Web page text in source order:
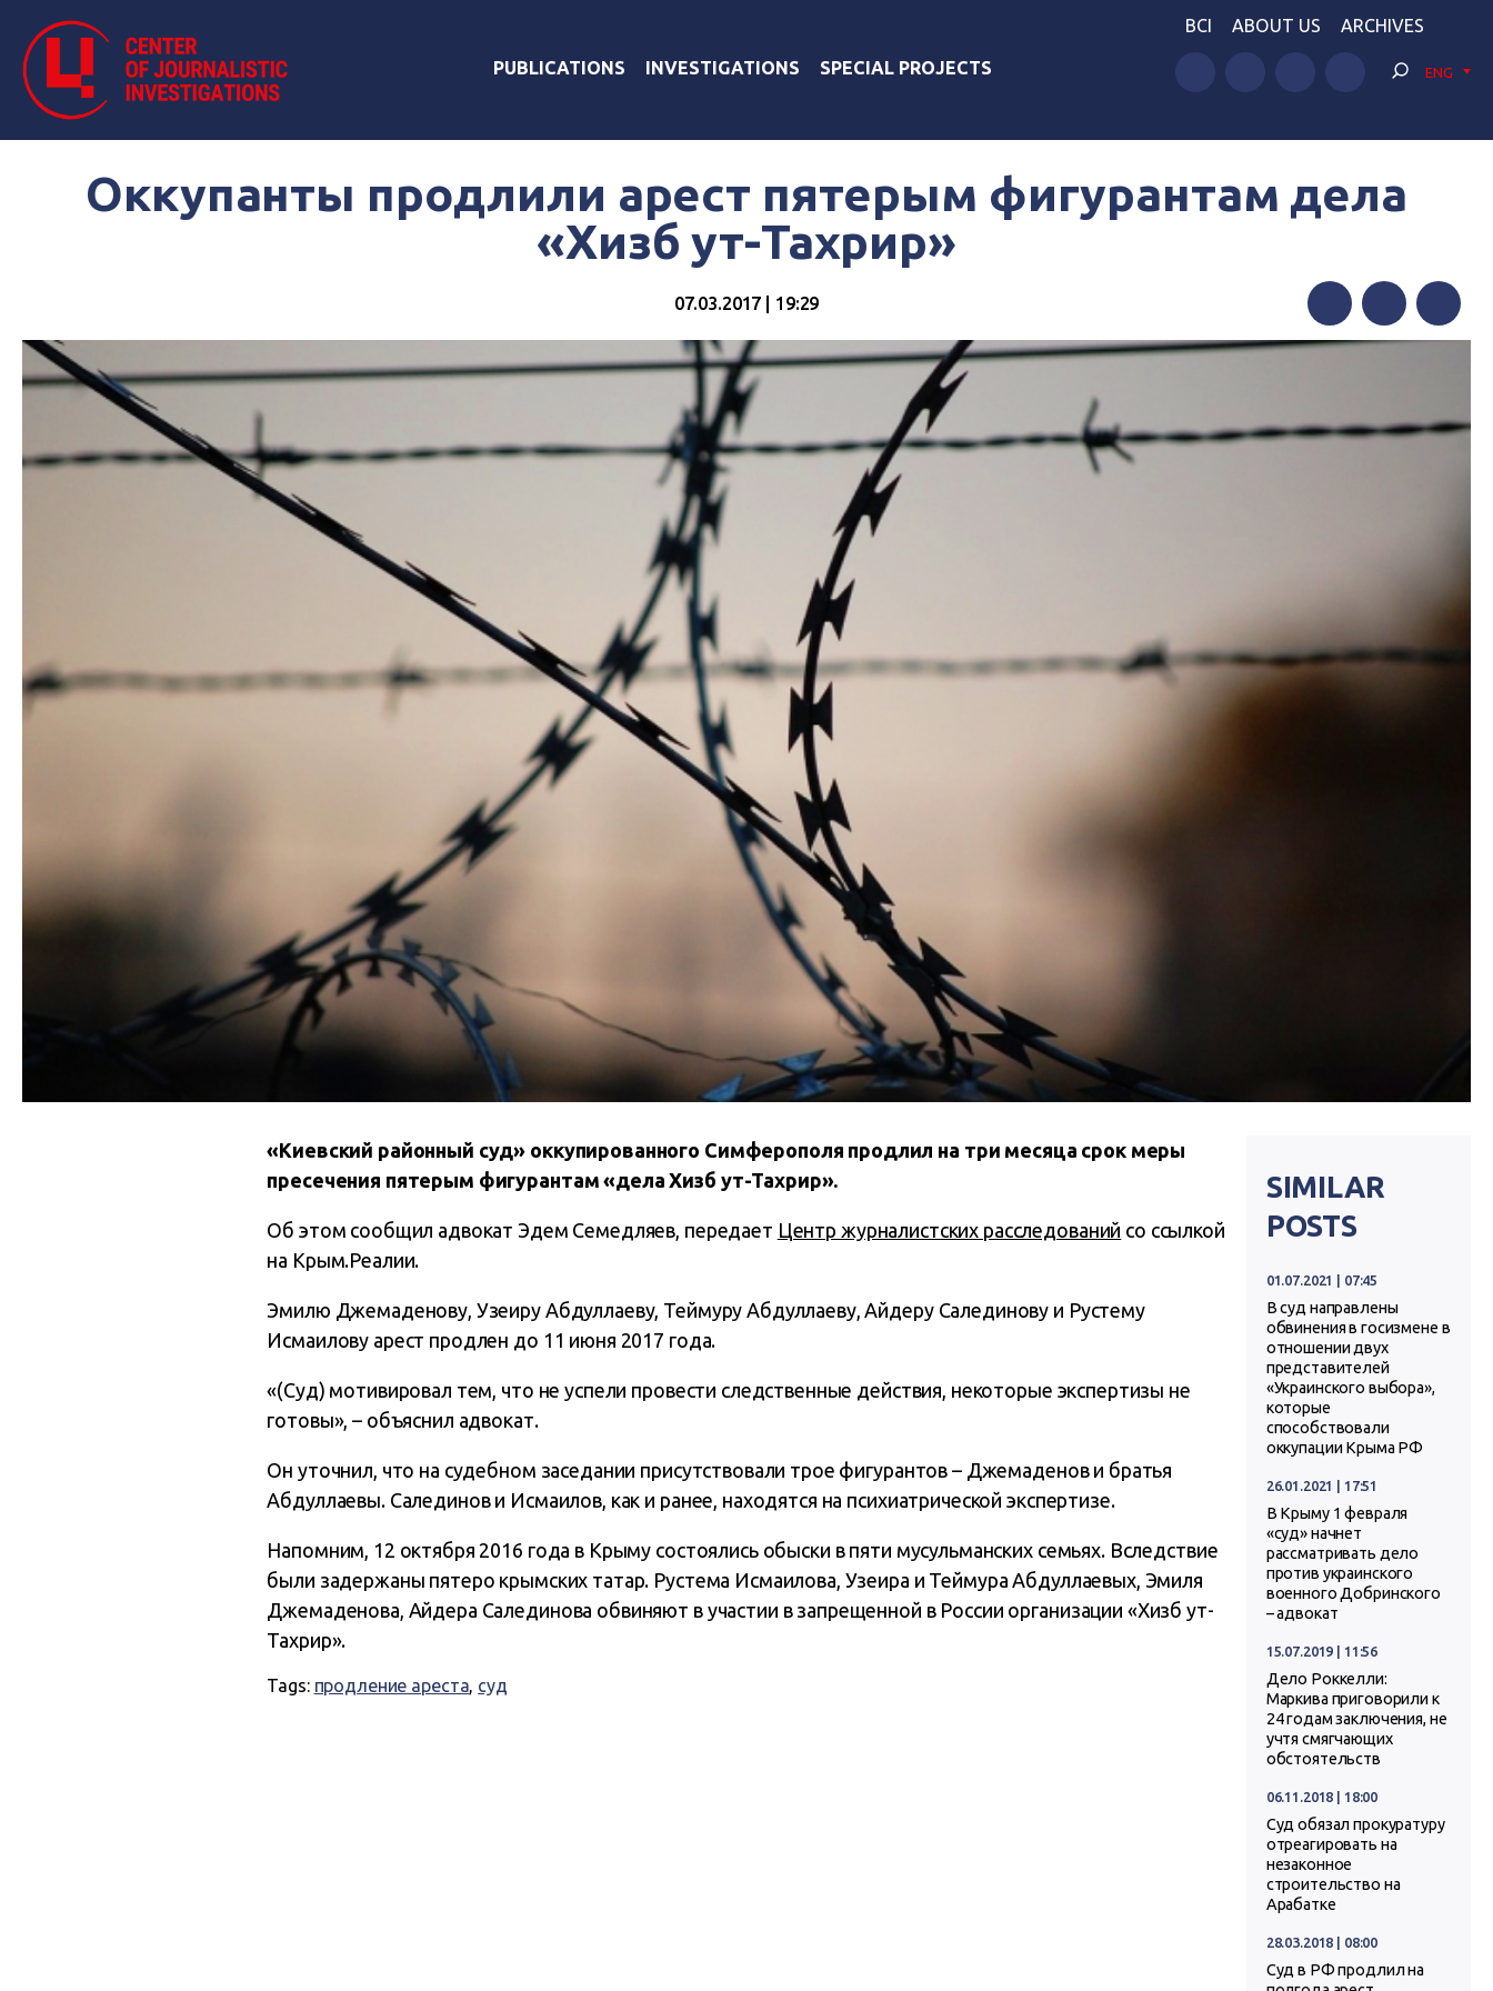
PUBLICATIONS INVESTIGATIONS SPECIAL PROJECTS
BCI ABOUT US ARCHIVES
ENG
Оккупанты продлили арест пятерым фигурантам дела
«Хизб ут-Тахрир»
07.03.2017 | 19:29
FacebookTwitterTelegram
«Киевский районный суд» оккупированного Симферополя продлил на три месяца срок меры
пресечения пятерым фигурантам «дела Хизб ут-Тахрир».
Об этом сообщил адвокат Эдем Семедляев, передает Центр журналистских расследований со ссылкой
на Крым.Реалии.
Эмилю Джемаденову, Узеиру Абдуллаеву, Теймуру Абдуллаеву, Айдеру Салединову и Рустему
Исмаилову арест продлен до 11 июня 2017 года.
«(Суд) мотивировал тем, что не успели провести следственные действия, некоторые экспертизы не
готовы», – объяснил адвокат.
Он уточнил, что на судебном заседании присутствовали трое фигурантов – Джемаденов и братья
Абдуллаевы. Салединов и Исмаилов, как и ранее, находятся на психиатрической экспертизе.
Напомним, 12 октября 2016 года в Крыму состоялись обыски в пяти мусульманских семьях. Вследствие
были задержаны пятеро крымских татар. Рустема Исмаилова, Узеира и Теймура Абдуллаевых, Эмиля
Джемаденова, Айдера Салединова обвиняют в участии в запрещенной в России организации «Хизб ут-
Тахрир».
Tags: продление ареста, суд
SIMILAR
POSTS
01.07.2021 | 07:45
В суд направлены
обвинения в госизмене в
отношении двух
представителей
«Украинского выбора»,
которые
способствовали
оккупации Крыма РФ
26.01.2021 | 17:51
В Крыму 1 февраля
«суд» начнет
рассматривать дело
против украинского
военного Добринского
– адвокат
15.07.2019 | 11:56
Дело Роккелли:
Маркива приговорили к
24 годам заключения, не
учтя смягчающих
обстоятельств
06.11.2018 | 18:00
Суд обязал прокуратуру
отреагировать на
незаконное
строительство на
Арабатке
28.03.2018 | 08:00
Суд в РФ продлил на